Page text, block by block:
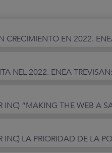
NEL 2022. ENEA
INC) “MAKING THE WEB A
INC) LA PRIORIDAD DE LA